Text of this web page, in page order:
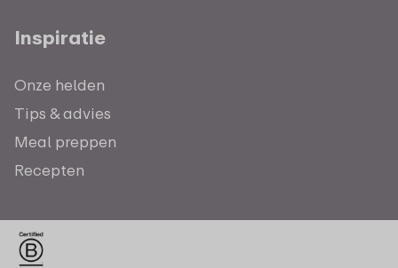
Inspiratie
Onze helden
Tips & advies
Meal preppen
Recepten